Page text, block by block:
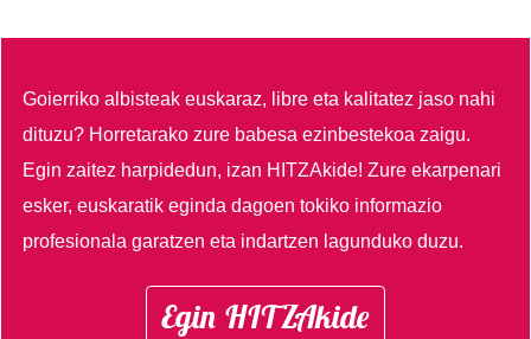
Goierriko albisteak euskaraz, libre eta kalitatez jaso nahi
dituzu? Horretarako zure babesa ezinbestekoa zaigu.
Egin zaitez harpidedun, izan HITZAkide!Zure ekarpenari
esker, euskaratik eginda dagoen tokiko informazio
profesionala garatzen eta indartzen lagunduko duzu.
Egin HITZAkide